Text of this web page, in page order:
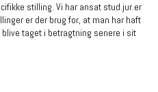
stilling. Vi har ansat stud.jur.er
er der brug for, at man har haft
taget i betragtning senere i sit